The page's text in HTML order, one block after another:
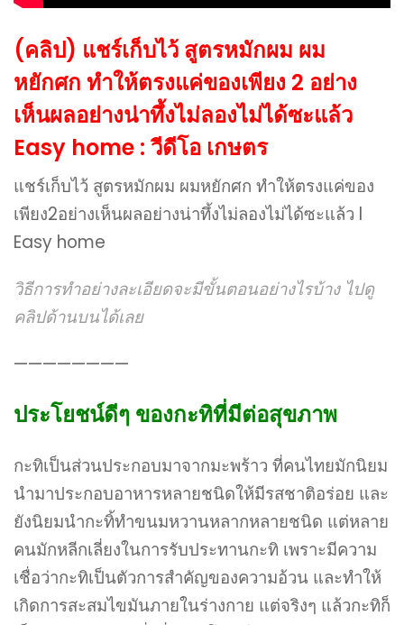
(คลิป) แชร์เก็บไว้ สูตรหมักผม ผม
หยักศก ทําให้ตรงแค่ของเพียง 2 อย่าง
เห็นผลอย่างน่าทึ้งไม่ลองไม่ได้ซะแล้ว
Easy home : วีดีโอ เกษตร
แชร์เก็บไว้ สูตรหมักผม ผมหยักศก ทําให้ตรงแค่ของ
เพียง2อย่างเห็นผลอย่างน่าทึ้งไม่ลองไม่ได้ซะแล้ว l
Easy home
วิธีการทำอย่างละเอียดจะมีขั้นตอนอย่างไรบ้าง ไปดู
คลิปด้านบนได้เลย
————————
ประโยชน์ดีๆ ของกะทิที่มีต่อสุขภาพ
กะทิเป็นส่วนประกอบมาจากมะพร้าว ที่คนไทยมักนิยม
นำมาประกอบอาหารหลายชนิดให้มีรสชาติอร่อย และ
ยังนิยมนำกะทิ้ทำขนมหวานหลากหลายชนิด แต่หลาย
คนมักหลีกเลี่ยงในการรับประทานกะทิ เพราะมีความ
เชื่อว่ากะทิเป็นตัวการสำคัญของความอ้วน และทำให้
เกิดการสะสมไขมันภายในร่างกาย แต่จริงๆ แล้วกะทิก็